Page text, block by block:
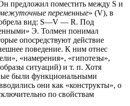
предложил поместить между S и
переменные» (V), в
вид: S—V — R. Под
Э. Толмен понимал
опосредствуют действие
поведение. К ним отнес
«намерения», «гипотезы»,
ситуаций) и т. п. Хотя
были функциональными
они как «конструкты», о
по свойствам